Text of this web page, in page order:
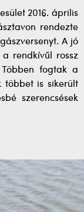
2016. április
rendezte
A jó
rendkívűl rossz
fogtak a
többet is sikerült
szerencsések